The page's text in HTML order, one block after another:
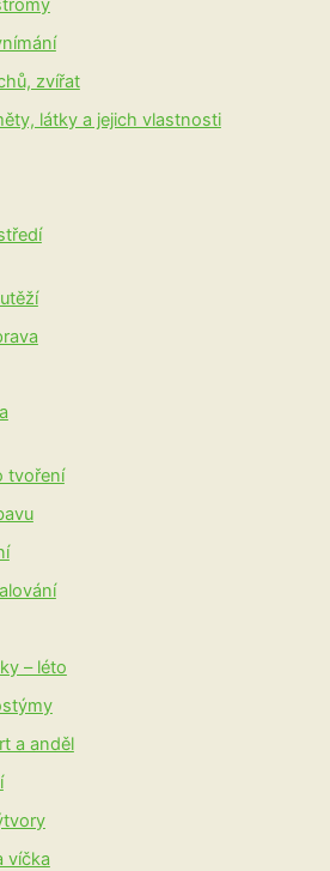
zvířat
látky a jejich vlastnosti
tvoření
– léto
a anděl
víčka